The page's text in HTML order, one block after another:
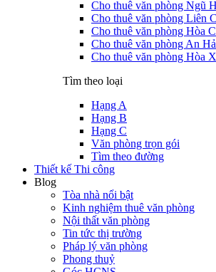
Cho thuê văn phòng Ngũ
Cho thuê văn phòng Liên
Cho thuê văn phòng Hòa
Cho thuê văn phòng An
Cho thuê văn phòng Hòa
Tìm theo loại
Hạng A
Hạng B
Hạng C
Văn phòng trọn gói
Tìm theo đường
Thiết kế Thi công
Blog
Tòa nhà nổi bật
Kinh nghiệm thuê văn phòng
Nội thất văn phòng
Tin tức thị trường
Pháp lý văn phòng
Phong thuỷ